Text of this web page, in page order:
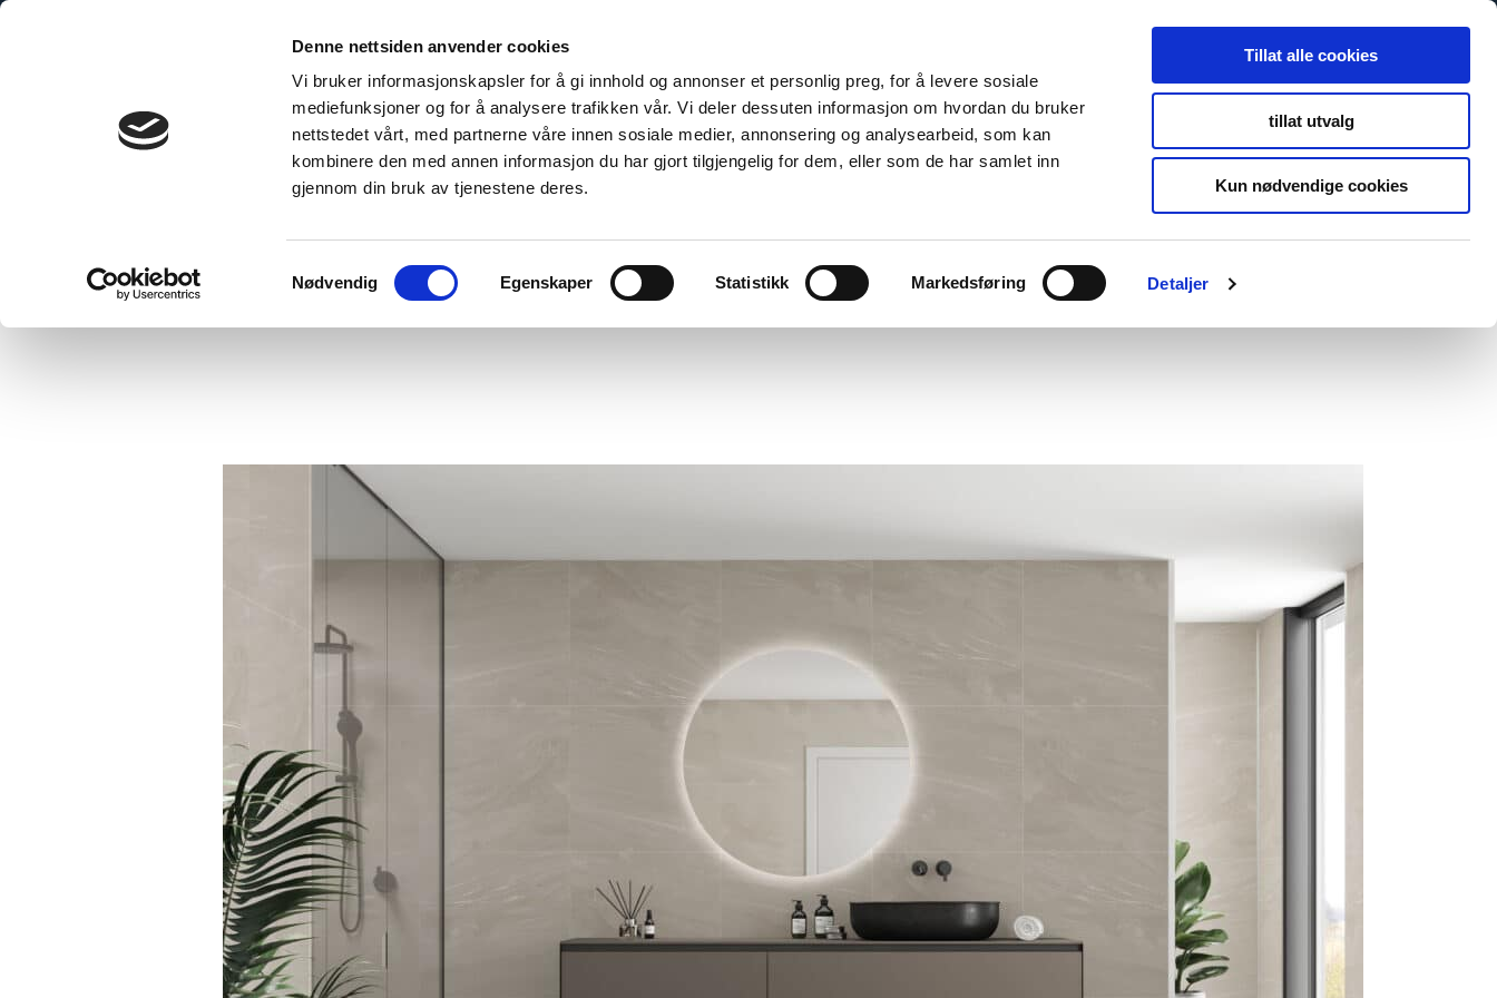
Denne nettsiden anvender cookies
Vi bruker informasjonskapsler for å gi innhold og annonser et personlig preg, for å levere sosiale
mediefunksjoner og for å analysere trafikken vår. Vi deler dessuten informasjon om hvordan du bruker
nettstedet vårt, med partnerne våre innen sosiale medier, annonsering og analysearbeid, som kan
kombinere den med annen informasjon du har gjort tilgjengelig for dem, eller som de har samlet inn
gjennom din bruk av tjenestene deres.
Samtykkevalg
Nødvendig Egenskaper Statistikk Markedsføring Detaljer
Tillat alle cookies
tillat utvalg
Kun nødvendige cookies
Skip